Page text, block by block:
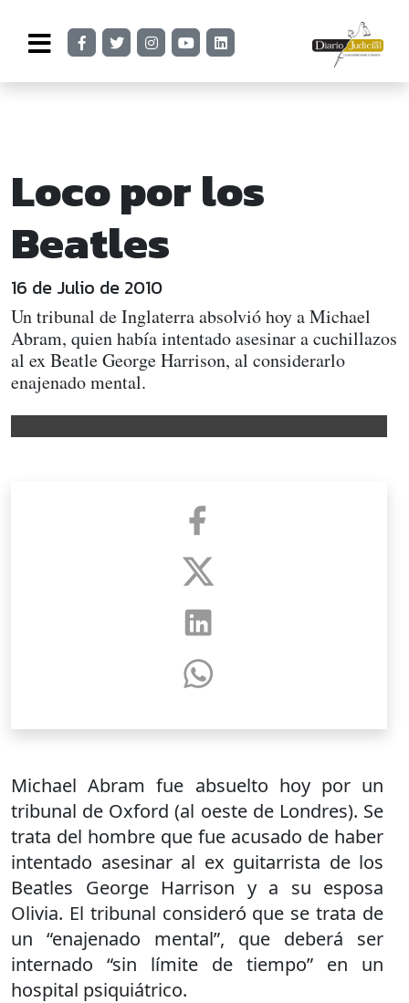
Loco por los
Beatles
16 de Julio de 2010
Un tribunal de Inglaterra absolvió hoy a Michael
Abram, quien había intentado asesinar a cuchillazos
al ex Beatle George Harrison, al considerarlo
enajenado mental.
Michael Abram fue absuelto hoy por un
tribunal de Oxford (al oeste de Londres). Se
trata del hombre que fue acusado de haber
intentado asesinar al ex guitarrista de los
Beatles George Harrison y a su esposa
Olivia. El tribunal consideró que se trata de
un “enajenado mental”, que deberá ser
internado “sin límite de tiempo” en un
hospital psiquiátrico.